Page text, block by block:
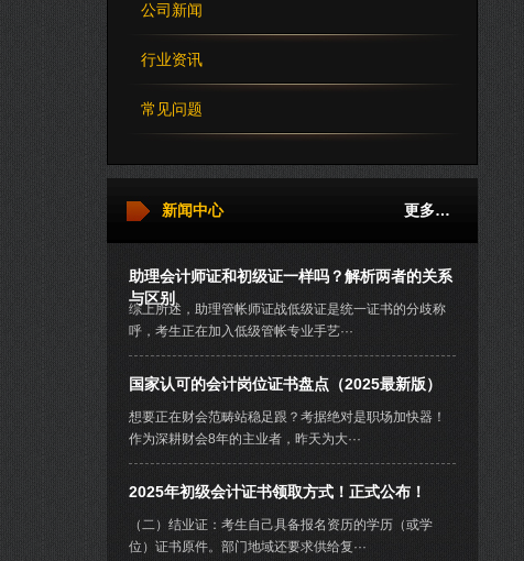
公司新闻
行业资讯
常见问题
更多…
新闻中心
助理会计师证和初级证一样吗？解析两者的关系
与区别
综上所述，助理管帐师证战低级证是统一证书的分歧称
呼，考生正在加入低级管帐专业手艺···
国家认可的会计岗位证书盘点（2025最新版）
想要正在财会范畴站稳足跟？考据绝对是职场加快器！
作为深耕财会8年的主业者，昨天为大···
2025年初级会计证书领取方式！正式公布！
（二）结业证：考生自己具备报名资历的学历（或学
位）证书原件。部门地域还要求供给复···